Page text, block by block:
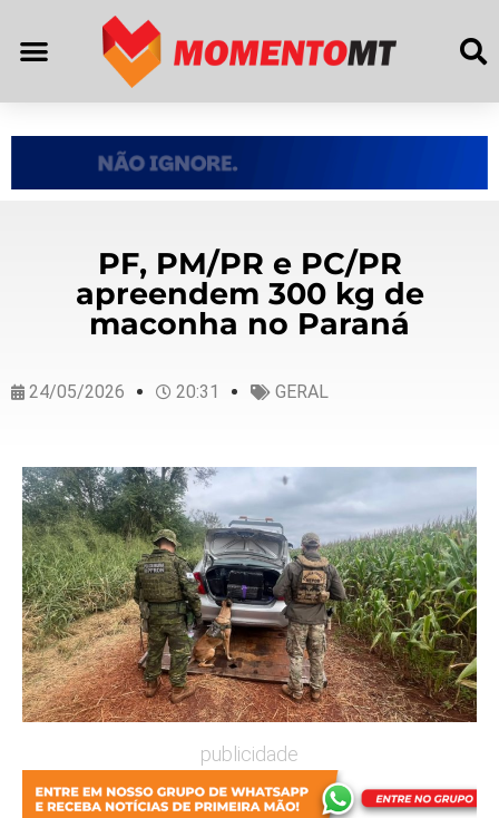
PF, PM/PR e PC/PR
apreendem 300 kg de
maconha no Paraná
24/05/2026 20:31 GERAL
publicidade